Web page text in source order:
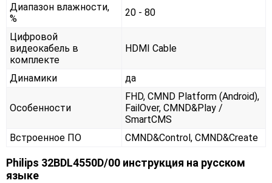
Диапазон влажности,
%
20 - 80
Цифровой
видеокабель в
комплекте
HDMI Cable
Динамики да
Особенности
FHD, CMND Platform (Android),
FailOver, CMND&Play /
SmartCMS
Встроенное ПО
CMND&Control, CMND&Create
Philips 32BDL4550D/00 инструкция на русском
языке